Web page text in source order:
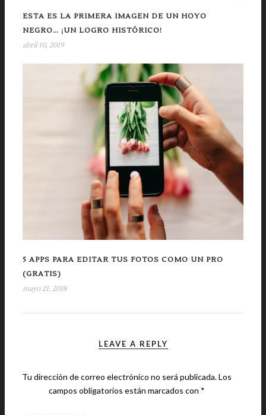
ESTA ES LA PRIMERA IMAGEN DE UN HOYO
NEGRO… ¡UN LOGRO HISTÓRICO!
abril 10, 2019
5 APPS PARA EDITAR TUS FOTOS COMO UN PRO
(GRATIS)
mayo 21, 2018
LEAVE A REPLY
Tu dirección de correo electrónico no será publicada.Los
campos obligatorios están marcados con *